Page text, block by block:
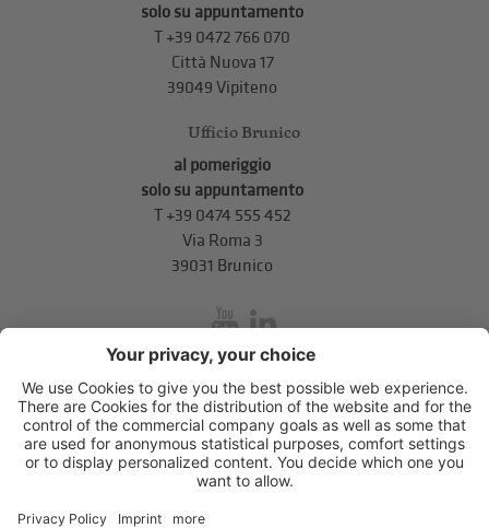
solo su appuntamento
T +39 0472 766 070
Città Nuova 17
39049 Vipiteno
Ufficio Brunico
al pomeriggio
solo su appuntamento
T+39 0474 555 452
Via Roma 3
39031 Brunico
inService
Via di Mezzo ai Piani 5 ,39100 Bolzano.T+39 0471 310 311.
info@unione-bz.it
Impressum
Privacy